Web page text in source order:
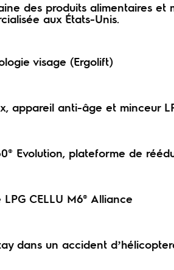
des produits alimentaires
aux États-Unis.
visage (Ergolift)
appareil anti-âge et minceur
Evolution, plateforme de
CELLU M6® Alliance
dans un accident